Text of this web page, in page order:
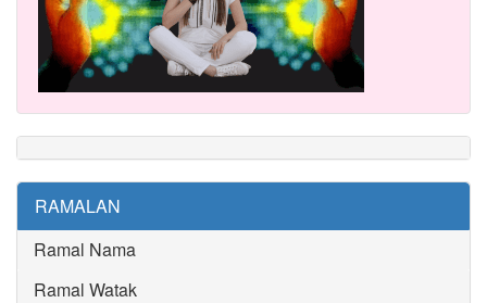
RAMALAN
Ramal Nama
Ramal Watak